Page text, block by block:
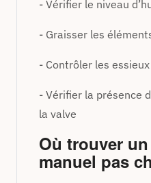
- Vérifier le niveau
- Graisser les
- Contrôler les
- Vérifier la présence
la valve
Où trouver
manuel pas